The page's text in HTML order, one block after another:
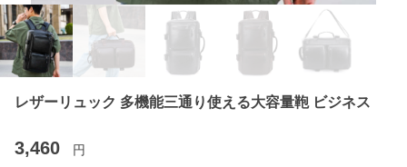
レザーリュック 多機能三通り使える大容量鞄 ビジネス
3,460 円